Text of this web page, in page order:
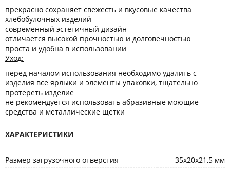
прекрасно сохраняет свежесть и вкусовые качества
хлебобулочных изделий
современный эстетичный дизайн
отличается высокой прочностью и долговечностью
проста и удобна в использовании
Уход:
перед началом использования необходимо удалить с
изделия все ярлыки и элементы упаковки, тщательно
протереть изделие
не рекомендуется использовать абразивные моющие
средства и металлические щетки
ХАРАКТЕРИСТИКИ
Размер загрузочного отверстия 35х20х21,5 мм